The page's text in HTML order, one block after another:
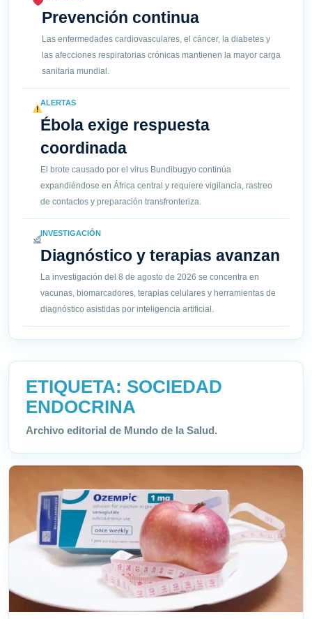
Prevención continua
Las enfermedades cardiovasculares, el cáncer, la diabetes y
las afecciones respiratorias crónicas mantienen la mayor carga
sanitaria mundial.
ALERTAS
Ébola exige respuesta
coordinada
El brote causado por el virus Bundibugyo continúa
expandiéndose en África central y requiere vigilancia, rastreo
de contactos y preparación transfronteriza.
INVESTIGACIÓN
Diagnóstico y terapias avanzan
La investigación del 8 de agosto de 2026 se concentra en
vacunas, biomarcadores, terapias celulares y herramientas de
diagnóstico asistidas por inteligencia artificial.
ETIQUETA: SOCIEDAD
ENDOCRINA
Archivo editorial de Mundo de la Salud.